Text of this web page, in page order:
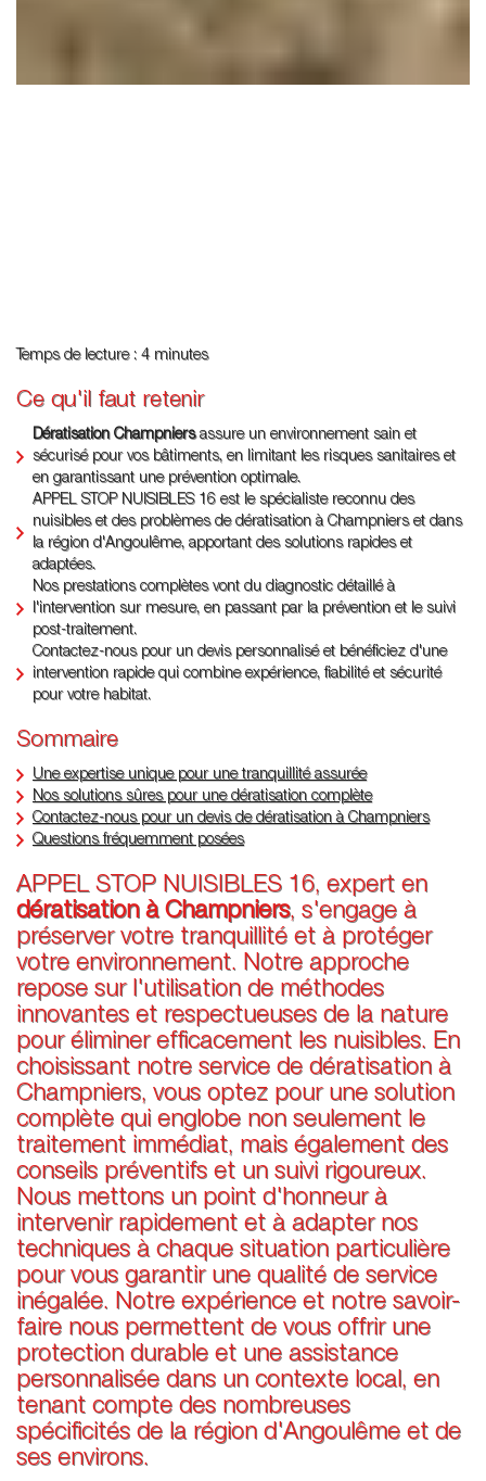
Temps de lecture : 4 minutes
Ce qu'il faut retenir
Dératisation Champniersassure un environnement sain et
sécurisé pour vos bâtiments, en limitant les risques sanitaires et
en garantissant une prévention optimale.
APPEL STOP NUISIBLES 16 est le spécialiste reconnu des
nuisibles et des problèmes de dératisation à Champniers et dans
la région d'Angoulême, apportant des solutions rapides et
adaptées.
Nos prestations complètes vont du diagnostic détaillé à
l'intervention sur mesure, en passant par la prévention et le suivi
post-traitement.
Contactez-nous pour un devis personnalisé et bénéficiez d'une
intervention rapide qui combine expérience, fiabilité et sécurité
pour votre habitat.
Sommaire
Une expertise unique pour une tranquillité assurée
Nos solutions sûres pour une dératisation complète
Contactez-nous pour un devis de dératisation à Champniers
Questions fréquemment posées
APPEL STOP NUISIBLES 16, expert en
dératisation à Champniers, s'engage à
préserver votre tranquillité et à protéger
votre environnement. Notre approche
repose sur l'utilisation de méthodes
innovantes et respectueuses de la nature
pour éliminer efficacement les nuisibles. En
choisissant notre service de dératisation à
Champniers, vous optez pour une solution
complète qui englobe non seulement le
traitement immédiat, mais également des
conseils préventifs et un suivi rigoureux.
Nous mettons un point d'honneur à
intervenir rapidement et à adapter nos
techniques à chaque situation particulière
pour vous garantir une qualité de service
inégalée. Notre expérience et notre savoir-
faire nous permettent de vous offrir une
protection durable et une assistance
personnalisée dans un contexte local, en
tenant compte des nombreuses
spécificités de la région d'Angoulême et de
ses environs.